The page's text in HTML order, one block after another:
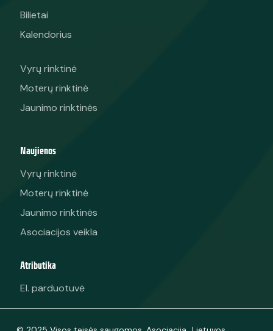
Bilietai
Kalendorius
Vyrų rinktinė
Moterų rinktinė
Jaunimo rinktinės
Naujienos
Vyrų rinktinė
Moterų rinktinė
Jaunimo rinktinės
Asociacijos veikla
Atributika
El. parduotuvė